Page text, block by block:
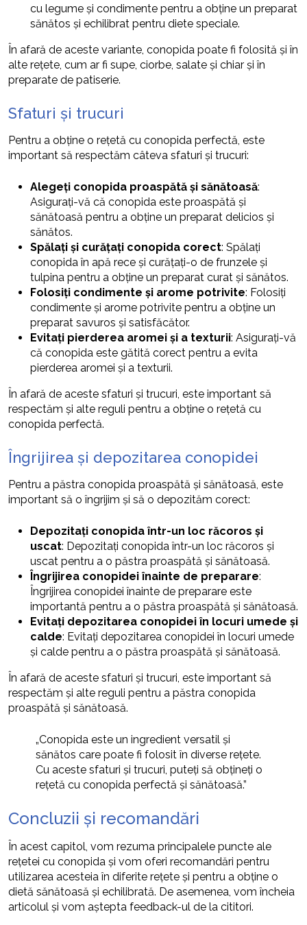
cu legume și condimente pentru a obține un preparat
sănătos și echilibrat pentru diete speciale.
În afară de aceste variante, conopida poate fi folosită și în
alte rețete, cum ar fi supe, ciorbe, salate și chiar și în
preparate de patiserie.
Sfaturi și trucuri
Pentru a obține o rețetă cu conopida perfectă, este
important să respectăm câteva sfaturi și trucuri:
Alegeți conopida proaspătă și sănătoasă:
Asigurați-vă că conopida este proaspătă și
sănătoasă pentru a obține un preparat delicios și
sănătos.
Spălați și curățați conopida corect: Spălați
conopida în apă rece și curățați-o de frunzele și
tulpina pentru a obține un preparat curat și sănătos.
Folosiți condimente și arome potrivite: Folosiți
condimente și arome potrivite pentru a obține un
preparat savuros și satisfăcător.
Evitați pierderea aromei și a texturii: Asigurați-vă
că conopida este gătită corect pentru a evita
pierderea aromei și a texturii.
În afară de aceste sfaturi și trucuri, este important să
respectăm și alte reguli pentru a obține o rețetă cu
conopida perfectă.
Îngrijirea și depozitarea conopidei
Pentru a păstra conopida proaspătă și sănătoasă, este
important să o îngrijim și să o depozităm corect:
Depozitați conopida într-un loc răcoros și
uscat: Depozitați conopida într-un loc răcoros și
uscat pentru a o păstra proaspătă și sănătoasă.
Îngrijirea conopidei înainte de preparare:
Îngrijirea conopidei înainte de preparare este
importantă pentru a o păstra proaspătă și sănătoasă.
Evitați depozitarea conopidei în locuri umede și
calde: Evitați depozitarea conopidei în locuri umede
și calde pentru a o păstra proaspătă și sănătoasă.
În afară de aceste sfaturi și trucuri, este important să
respectăm și alte reguli pentru a păstra conopida
proaspătă și sănătoasă.
„Conopida este un ingredient versatil și
sănătos care poate fi folosit în diverse rețete.
Cu aceste sfaturi și trucuri, puteți să obțineți o
rețetă cu conopida perfectă și sănătoasă.”
Concluzii și recomandări
În acest capitol, vom rezuma principalele puncte ale
rețetei cu conopida și vom oferi recomandări pentru
utilizarea acesteia în diferite rețete și pentru a obține o
dietă sănătoasă și echilibrată. De asemenea, vom încheia
articolul și vom aștepta feedback-ul de la cititori.